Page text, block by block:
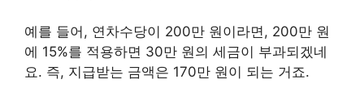
예를 들어, 연차수당이 200만 원이라면, 200만 원
에 15%를 적용하면 30만 원의 세금이 부과되겠네
요. 즉, 지급받는 금액은 170만 원이 되는 거죠.